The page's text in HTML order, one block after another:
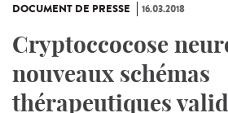
DOCUMENT DE PRESSE 16.03.2018
Cryptoccocose
nouveaux schémas
thérapeutiques